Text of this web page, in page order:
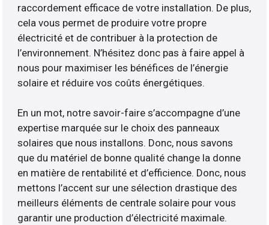
raccordement efficace de votre installation. De plus,
cela vous permet de produire votre propre
électricité et de contribuer à la protection de
l’environnement. N’hésitez donc pas à faire appel à
nous pour maximiser les bénéfices de l’énergie
solaire et réduire vos coûts énergétiques.
En un mot, notre savoir-faire s’accompagne d’une
expertise marquée sur le choix des panneaux
solaires que nous installons. Donc, nous savons
que du matériel de bonne qualité change la donne
en matière de rentabilité et d’efficience. Donc, nous
mettons l’accent sur une sélection drastique des
meilleurs éléments de centrale solaire pour vous
garantir une production d’électricité maximale.